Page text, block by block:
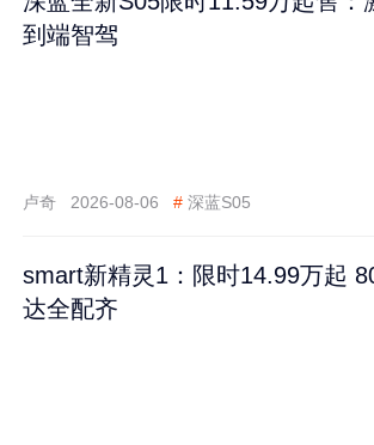
到端智驾
卢奇 2026-08-06 # 深蓝S05
smart新精灵1：限时14.99万起
达全配齐